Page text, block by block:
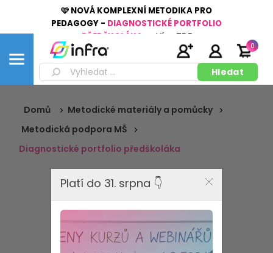
🩷 NOVÁ KOMPLEXNÍ METODIKA PRO
PEDAGOGY - DIAGNOSTICKÉ PORTFOLIO
PŘEDŠKOLÁKA
Více ZDE
0
Domů
Metodické materiály a pomůcky
Metodická podpora MŠ
Diagnostické portfolio předškoláka
Platí do 31. srpna 👇